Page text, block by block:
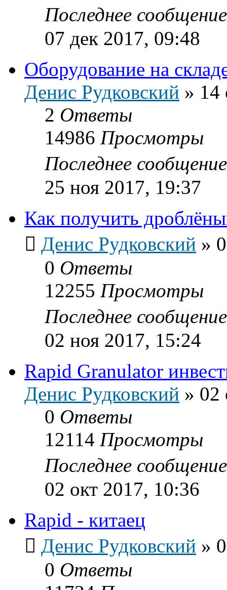
Последнее
07 дек 2017, 09:48
Оборудование на
Денис Рудковский » 14
2 Ответы
14986 Просмотры
Последнее
25 ноя 2017, 19:37
Как получить
Денис Рудковский »
0 Ответы
12255 Просмотры
Последнее
02 ноя 2017, 15:24
Rapid Granulator
Денис Рудковский » 02
0 Ответы
12114 Просмотры
Последнее
02 окт 2017, 10:36
Rapid - китаец
Денис Рудковский »
0 Ответы